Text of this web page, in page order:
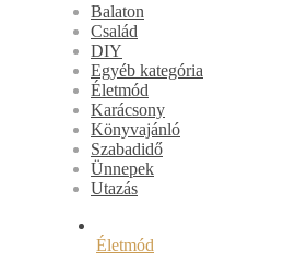
Balaton
Család
DIY
Egyéb kategória
Életmód
Karácsony
Könyvajánló
Szabadidő
Ünnepek
Utazás
Életmód